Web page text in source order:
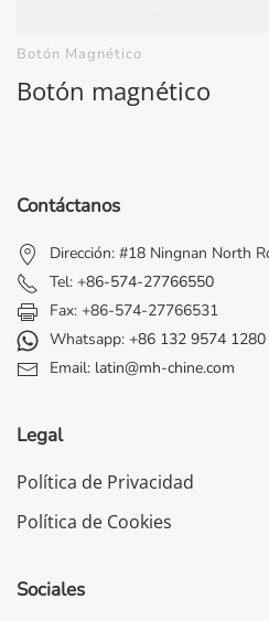
Botón Magnético
Botón magnético
Contáctanos
Dirección: #18 Ningnan North
Tel: +86-574-27766550
Fax: +86-574-27766531
Whatsapp: +86 132 9574 1280
Email: latin@mh-chine.com
Legal
Política de Privacidad
Política de Cookies
Sociales